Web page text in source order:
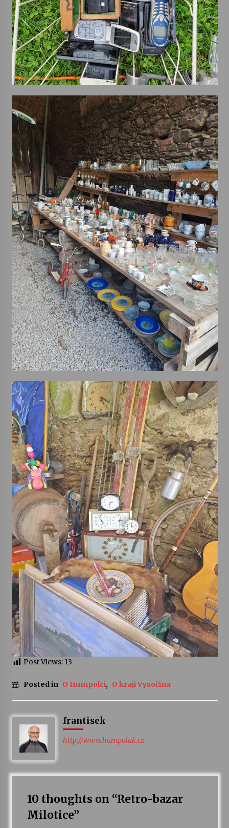
Post Views: 13
Posted in O Humpolci, O kraji Vysočina
frantisek
http://www.humpolak.cz
10 thoughts on “Retro-bazar
Milotice”